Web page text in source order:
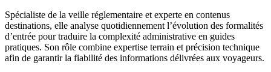
Spécialiste de la veille réglementaire et experte en contenus
destinations, elle analyse quotidiennement l’évolution des formalités
d’entrée pour traduire la complexité administrative en guides
pratiques. Son rôle combine expertise terrain et précision technique
afin de garantir la fiabilité des informations délivrées aux voyageurs.